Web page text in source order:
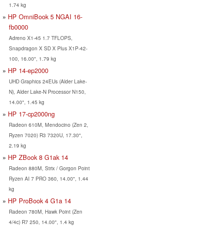
1.74 kg
HP OmniBook 5 NGAI 16-
fb0000
Adreno X1-45 1.7 TFLOPS,
Snapdragon X SD X Plus X1P-42-
100, 16.00", 1.79 kg
HP 14-ep2000
UHD Graphics 24EUs (Alder Lake-
N), Alder Lake-N Processor N150,
14.00", 1.45 kg
HP 17-cp2000ng
Radeon 610M, Mendocino (Zen 2,
Ryzen 7020) R3 7320U, 17.30",
2.19 kg
HP ZBook 8 G1ak 14
Radeon 880M, Strix / Gorgon Point
Ryzen AI 7 PRO 360, 14.00", 1.44
kg
HP ProBook 4 G1a 14
Radeon 780M, Hawk Point (Zen
4/4c) R7 250, 14.00", 1.4 kg